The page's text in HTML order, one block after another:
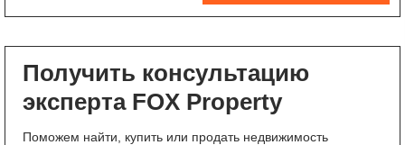
Получить консультацию
эксперта FOX Property
Поможем найти, купить или продать недвижимость